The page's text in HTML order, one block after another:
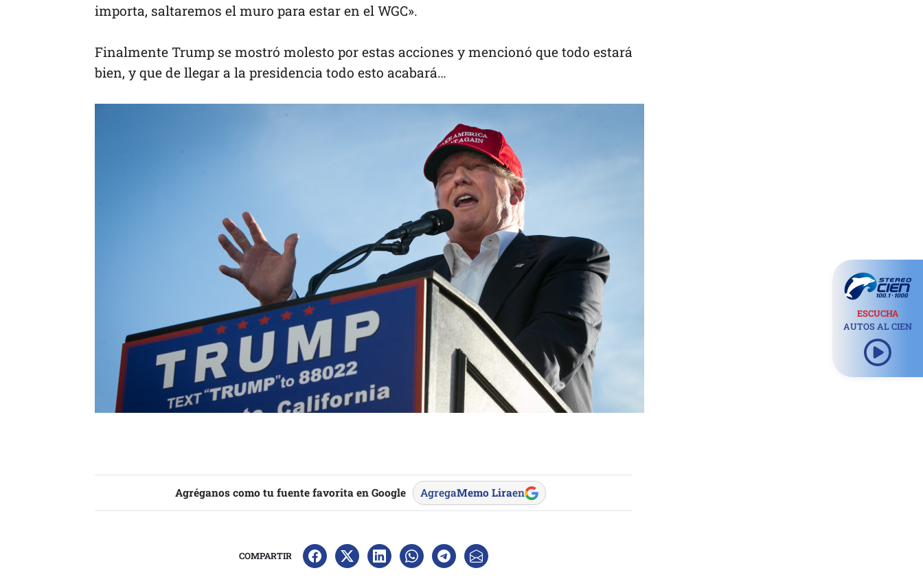
importa, saltaremos el muro para estar en el WGC».
Finalmente Trump se mostró molesto por estas acciones y mencionó que todo estará
bien, y que de llegar a la presidencia todo esto acabará…
Agréganos como tu fuente favorita en Google AgregaMemo Liraen
COMPARTIR
ESCUCHA
AUTOS AL CIEN